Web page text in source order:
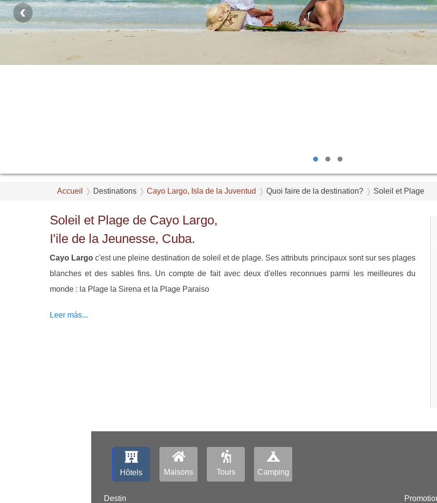
‹
• • •
Accueil Destinations Cayo Largo, Isla de la Juventud Quoi faire de la destination? Soleil et Plage
Soleil et Plage de Cayo Largo,
I'ile de la Jeunesse, Cuba.
Cayo Largo c'est une pleine destination de soleil et de plage. Ses attributs principaux sont sur ses plages
blanches et des sables fins. Un compte de fait avec deux d'elles reconnues parmi les meilleures du
monde : la Plage la Sirena et la Plage Paraiso
Leer más...
Hôtels Maisons Tours Camping
Destin